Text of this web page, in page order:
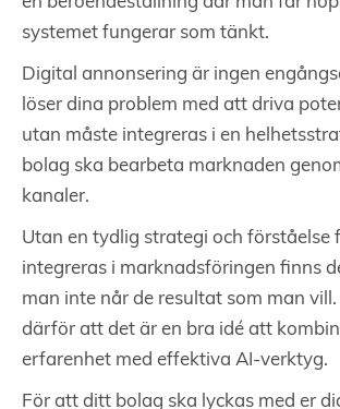
systemet fungerar som tänkt.
Digital annonsering är ingen
löser dina problem med att driva
utan måste integreras i en
bolag ska bearbeta marknaden
kanaler.
Utan en tydlig strategi och förståelse
integreras i marknadsföringen finns
man inte når de resultat som man vill.
därför att det är en bra idé att
erfarenhet med effektiva AI-verktyg.
För att ditt bolag ska lyckas med er